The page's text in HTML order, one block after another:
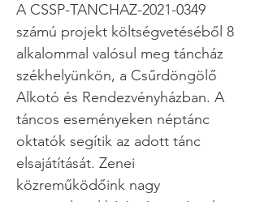
A CSSP-TANCHAZ-2021-0349
számú projekt költségvetéséből 8
alkalommal valósul meg táncház
székhelyünkön, a Csűrdöngölő
Alkotó és Rendezvényházban. A
táncos eseményeken néptánc
oktatók segítik az adott tánc
elsajátítását. Zenei
közreműködőink nagy